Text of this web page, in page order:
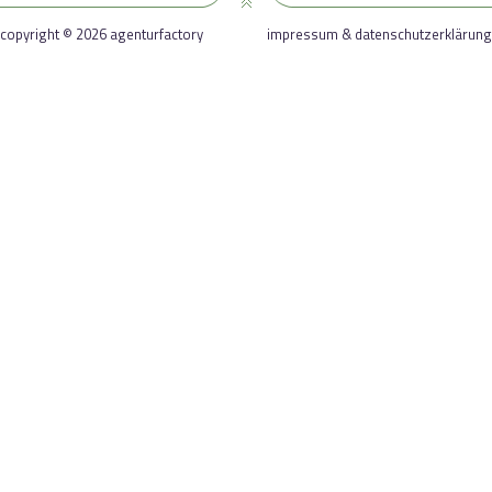
copyright © 2026 agenturfactory impressum & datenschutzerklärung